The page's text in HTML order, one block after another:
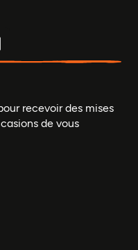
recevoir des mises
de vous